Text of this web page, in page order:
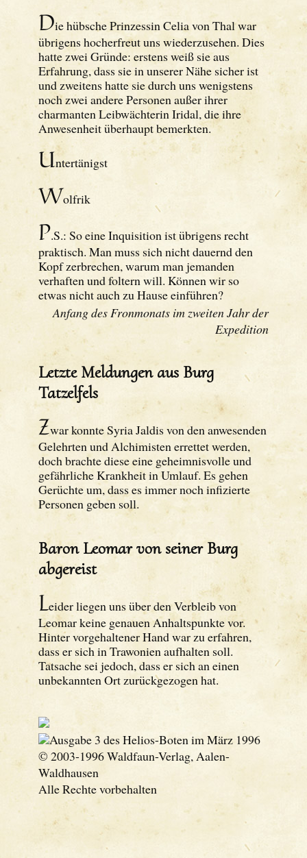
Die hübsche Prinzessin Celia von Thal war
übrigens hocherfreut uns wiederzusehen. Dies
hatte zwei Gründe: erstens weiß sie aus
Erfahrung, dass sie in unserer Nähe sicher ist
und zweitens hatte sie durch uns wenigstens
noch zwei andere Personen außer ihrer
charmanten Leibwächterin Iridal, die ihre
Anwesenheit überhaupt bemerkten.
Untertänigst
Wolfrik
P.S.: So eine Inquisition ist übrigens recht
praktisch. Man muss sich nicht dauernd den
Kopf zerbrechen, warum man jemanden
verhaften und foltern will. Können wir so
etwas nicht auch zu Hause einführen?
Anfang des Fronmonats im zweiten Jahr der
Expedition
Letzte Meldungen aus Burg
Tatzelfels
Zwar konnte Syria Jaldis von den anwesenden
Gelehrten und Alchimisten errettet werden,
doch brachte diese eine geheimnisvolle und
gefährliche Krankheit in Umlauf. Es gehen
Gerüchte um, dass es immer noch infizierte
Personen geben soll.
Baron Leomar von seiner Burg
abgereist
Leider liegen uns über den Verbleib von
Leomar keine genauen Anhaltspunkte vor.
Hinter vorgehaltener Hand war zu erfahren,
dass er sich in Trawonien aufhalten soll.
Tatsache sei jedoch, dass er sich an einen
unbekannten Ort zurückgezogen hat.
Ausgabe 3 des Helios-Boten im März 1996
© 2003-1996 Waldfaun-Verlag, Aalen-
Waldhausen
Alle Rechte vorbehalten